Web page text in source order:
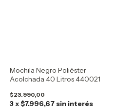
Mochila Negro Poliéster
Acolchada 40 Litros 440021
$23.990,00
3x$7.996,67 sin interés